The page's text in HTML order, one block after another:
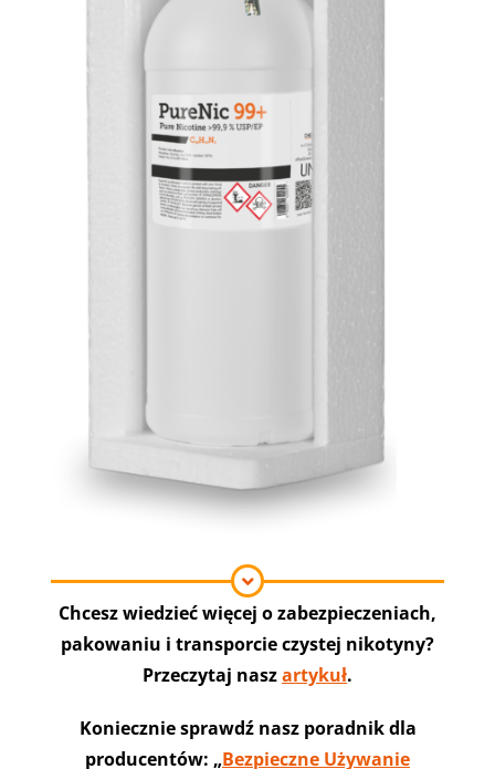
Chcesz wiedzieć więcej o zabezpieczeniach,
pakowaniu i transporcie czystej nikotyny?
Przeczytaj naszartykuł.
Koniecznie sprawdź nasz poradnik dla
producentów: „Bezpieczne Używanie